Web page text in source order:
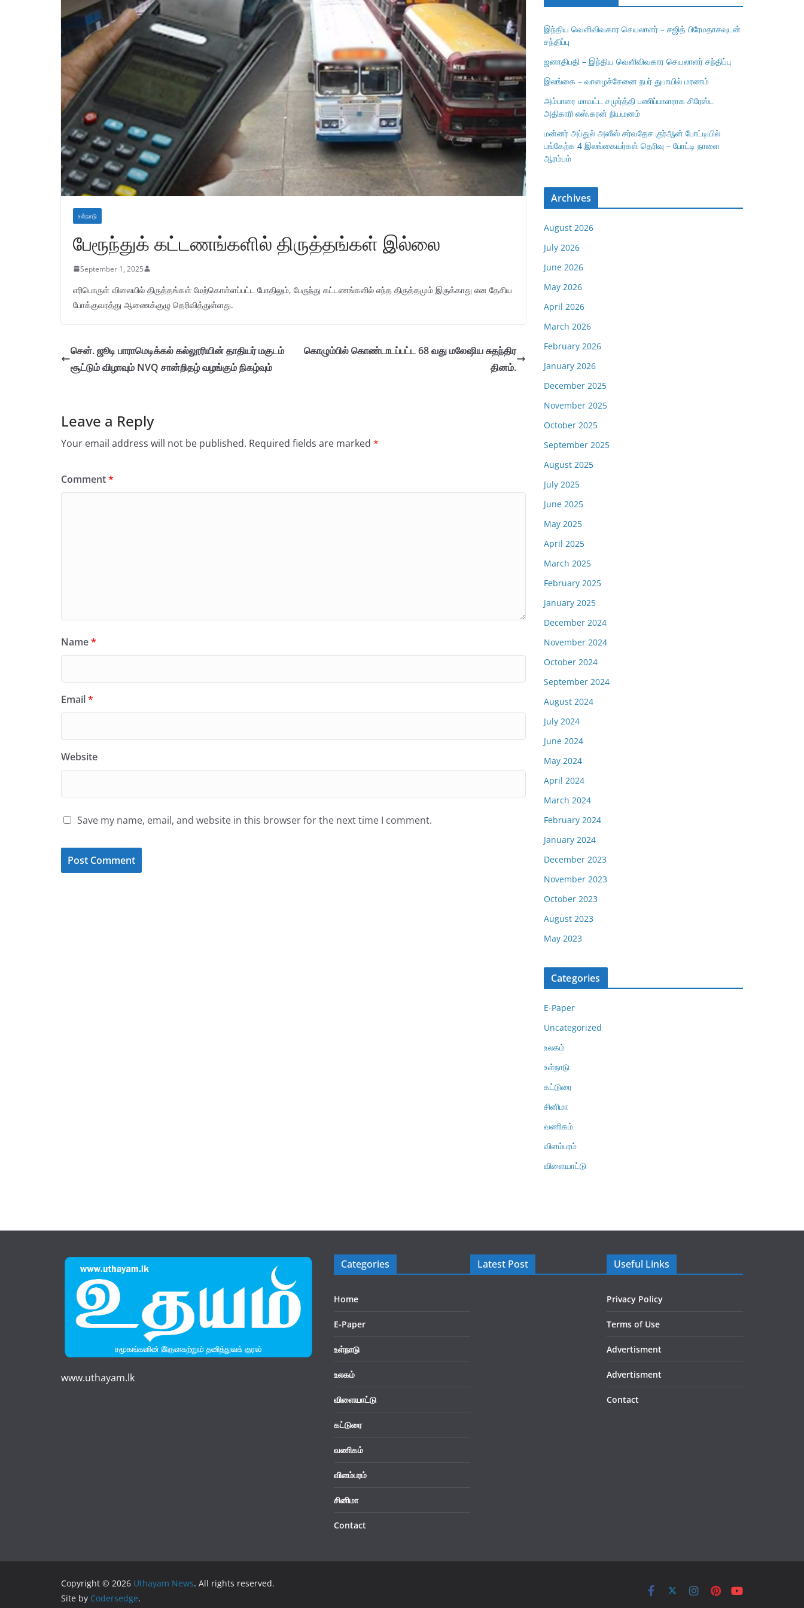
உள்நாடு
பேரூந்துக் கட்டணங்களில் திருத்தங்கள் இல்லை
September 1, 2025
எரிபொருள் விலையில் திருத்தங்கள் மேற்கொள்ளப்பட்ட போதிலும், பேருந்து கட்டணங்களில் எந்த திருத்தமும் இருக்காது என தேசிய
போக்குவரத்து ஆணைக்குழு தெரிவித்துள்ளது.
சென். ஜூடி பாராமெடிக்கல் கல்லூரியின் தாதியர் மகுடம்
சூட்டும் விழாவும் NVQ சான்றிதழ் வழங்கும் நிகழ்வும்
கொழும்பில் கொண்டாடப்பட்ட 68 வது மலேஷிய சுதந்திர
தினம்.
Leave a Reply
Your email address will not be published. Required fields are marked *
Comment*
Name*
Email*
Website
Save my name, email, and website in this browser for the next time I comment.
இந்திய வெளிவிவகார செயலாளர் – சஜித் பிரேமதாசவுடன்
சந்திப்பு
ஜனாதிபதி – இந்திய வெளிவிவகார செயலாளர் சந்திப்பு
இலங்கை – வாழைச்சேனை நபர் துபாயில் மரணம்
அம்பாரை மாவட்ட சமுர்த்தி பணிப்பாளராக சிரேஸ்ட
அதிகாரி எஸ்.கரன் நியமனம்
மன்னர் அப்துல் அஸீஸ் சர்வதேச குர்ஆன் போட்டியில்
பங்கேற்க 4 இலங்கையர்கள் தெரிவு – போட்டி நாளை
ஆரம்பம்
Archives
August 2026
July 2026
June 2026
May 2026
April 2026
March 2026
February 2026
January 2026
December 2025
November 2025
October 2025
September 2025
August 2025
July 2025
June 2025
May 2025
April 2025
March 2025
February 2025
January 2025
December 2024
November 2024
October 2024
September 2024
August 2024
July 2024
June 2024
May 2024
April 2024
March 2024
February 2024
January 2024
December 2023
November 2023
October 2023
August 2023
May 2023
Categories
E-Paper
Uncategorized
உலகம்
உள்நாடு
கட்டுரை
சினிமா
வணிகம்
விளம்பரம்
விளையாட்டு
www.uthayam.lk
Categories
Home
E-Paper
உள்நாடு
உலகம்
விளையாட்டு
கட்டுரை
வணிகம்
விளம்பரம்
சினிமா
Contact
Latest Post Useful Links
Privacy Policy
Terms of Use
Advertisment
Advertisment
Contact
Copyright © 2026 Uthayam News. All rights reserved.
Site by Codersedge.